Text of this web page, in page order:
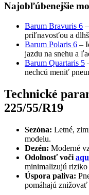
Najobľúbenejšie
Barum Bravuris 6
priľnavosťou a
Barum Polaris 6 –
jazdu na snehu a
Barum Quartaris 5
nechcú meniť
Technické
225/55/R19
Sezóna: Letné,
modelu.
Dezén: Moderné
Odolnosť voči
minimalizujú riziko
Úspora paliva:
pomáhajú znižovať